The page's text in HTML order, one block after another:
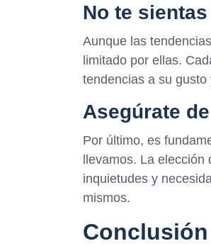
No te
Aunque las
limitado por ellas.
tendencias a su gusto
Asegúrate
Por último, es
llevamos. La
inquietudes y
mismos.
Conclusión